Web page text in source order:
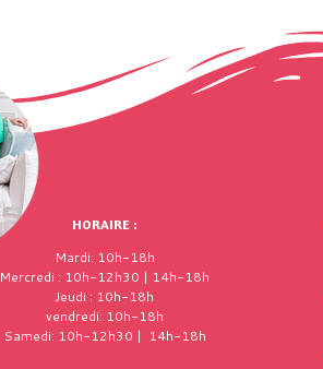
HORAIRE :
Mardi: 10h-18h
Mercredi : 10h-12h30 | 14h-18h
Jeudi : 10h-18h
vendredi: 10h-18h
Samedi: 10h-12h30 | 14h-18h